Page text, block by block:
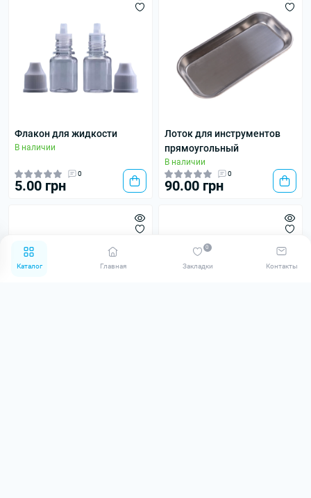
Каталог Главная Закладки
0
Контакты
Флакон для жидкости
В наличии
0
5.00 грн
Лоток для инструментов
прямоугольный
В наличии
0
90.00 грн